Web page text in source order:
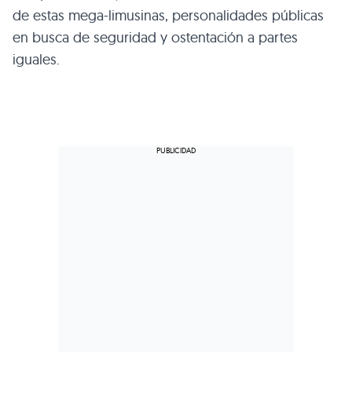
de estas mega-limusinas, personalidades públicas
en busca de seguridad y ostentación a partes
iguales.